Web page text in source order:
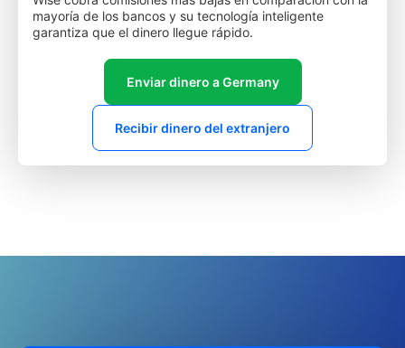
mayoría de los bancos y su tecnología inteligente
garantiza que el dinero llegue rápido.
Enviar dinero a Germany
Recibir dinero del extranjero